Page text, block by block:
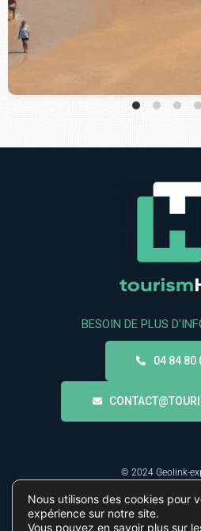
BESOIN DE PLUS
04 84 80
© 2024 Geolink-
Linkedin
Nous utilisons des cookies pour
expérience sur notre site.
Vous pouvez en savoir plus sur